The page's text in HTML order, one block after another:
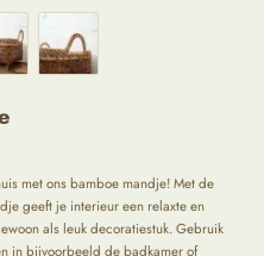
met ons bamboe mandje! Met de
geeft je interieur een relaxte en
als leuk decoratiestuk. Gebruik
in bijvoorbeeld de badkamer of